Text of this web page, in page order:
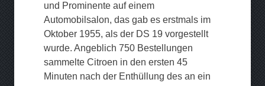
und Prominente auf einem
Automobilsalon, das gab es erstmals im
Oktober 1955, als der DS 19 vorgestellt
wurde. Angeblich 750 Bestellungen
sammelte Citroen in den ersten 45
Minuten nach der Enthüllung des an ein